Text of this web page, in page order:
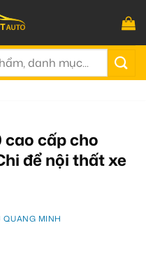
cao cấp cho
để nội thất xe
QUANG MINH